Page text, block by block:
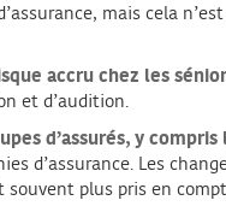
mais cela
accru chez les
et d’audition.
d’assurés, y
d’assurance. Les
plus pris en